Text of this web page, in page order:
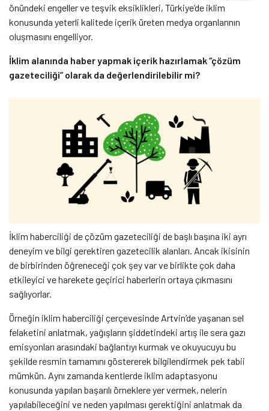
önündeki engeller ve teşvik eksiklikleri, Türkiye’de iklim
konusunda yeterli kalitede içerik üreten medya organlarının
oluşmasını engelliyor.
İklim alanında haber yapmak içerik hazırlamak “çözüm
gazeteciliği” olarak da değerlendirilebilir mi?
İklim haberciliği de çözüm gazeteciliği de başlı başına iki ayrı
deneyim ve bilgi gerektiren gazetecilik alanları. Ancak ikisinin
de birbirinden öğreneceği çok şey var ve birlikte çok daha
etkileyici ve harekete geçirici haberlerin ortaya çıkmasını
sağlıyorlar.
Örneğin iklim haberciliği çerçevesinde Artvin’de yaşanan sel
felaketini anlatmak, yağışların şiddetindeki artış ile sera gazı
emisyonları arasındaki bağlantıyı kurmak ve okuyucuyu bu
şekilde resmin tamamını göstererek bilgilendirmek pek tabii
mümkün. Aynı zamanda kentlerde iklim adaptasyonu
konusunda yapılan başarılı örneklere yer vermek, nelerin
yapılabileceğini ve neden yapılması gerektiğini anlatmak da